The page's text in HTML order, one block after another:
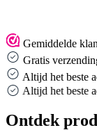
Gemiddelde
Gratis
Altijd het beste
Altijd het beste
Ontdek